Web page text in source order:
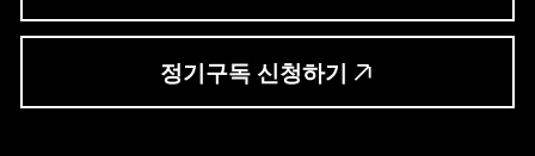
정기구독 신청하기